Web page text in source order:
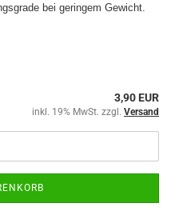
bei geringem Gewicht.
3,90 EUR
inkl. 19% MwSt. zzgl. Versand